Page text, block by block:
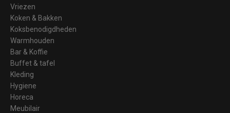
Vriezen
Koken & Bakken
Koksbenodigdheden
Warmhouden
Bar & Koffie
Buffet & tafel
Kleding
Hygiene
Horeca
Meubilair